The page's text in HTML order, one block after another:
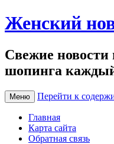
Женский
Свежие
шопинга
Меню Перейти к
Главная
Карта сайта
Обратная связь